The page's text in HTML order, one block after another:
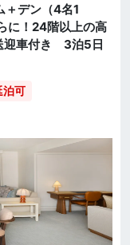
＋デン（4名1
に！24階以上の高
迎車付き 3泊5日
泊可